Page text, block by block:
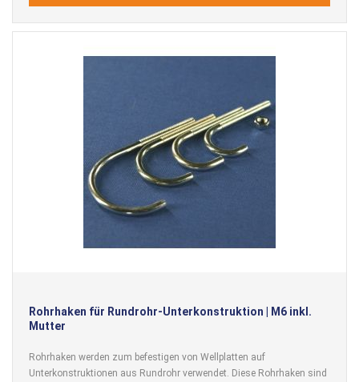
Rohrhaken für Rundrohr-Unterkonstruktion | M6 inkl.
Mutter
Rohrhaken werden zum befestigen von Wellplatten auf
Unterkonstruktionen aus Rundrohr verwendet. Diese Rohrhaken sind